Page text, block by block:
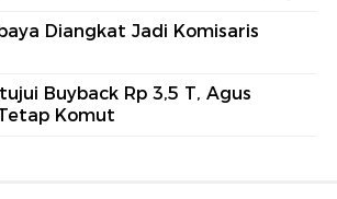
Diangkat Jadi Komisaris
Buyback Rp 3,5 T, Agus
Komut